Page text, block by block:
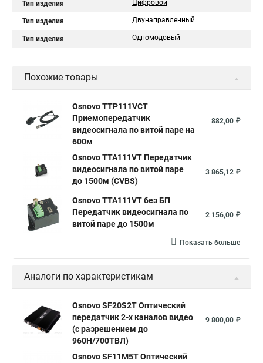
Тип изделия Цифровой
Тип изделия Двунаправленный
Тип изделия Одномодовый
Похожие товары
Osnovo TTP111VCT
Приемопередатчик
видеосигнала по витой паре на
600м
882,00 ₽
Osnovo TTA111VT Передатчик
видеосигнала по витой паре
до 1500м (CVBS)
3 865,12 ₽
Osnovo TTA111VT без БП
Передатчик видеосигнала по
витой паре до 1500м
2 156,00 ₽
Показать больше
Аналоги по характеристикам
Osnovo SF20S2T Оптический
передатчик 2-х каналов видео
(с разрешением до
960H/700ТВЛ)
9 800,00 ₽
Osnovo SF11M5T Оптический